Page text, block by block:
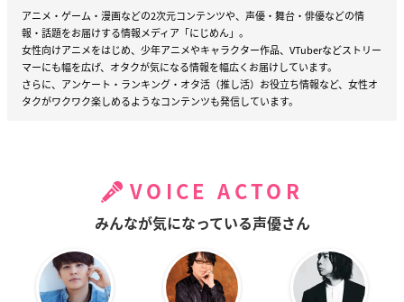
アニメ・ゲーム・漫画などの2次元コンテンツや、声優・舞台・俳優などの情
報・話題をお届けする情報メディア「にじめん」。
女性向けアニメをはじめ、少年アニメやキャラクター作品、VTuberなどストリー
マーにも幅を広げ、オタクが気になる情報を幅広くお届けしています。
さらに、アンケート・ランキング・オタ活（推し活）お役立ち情報など、女性オ
タクがワクワク楽しめるようなコンテンツも発信しています。
VOICE ACTOR
みんなが気になっている声優さん